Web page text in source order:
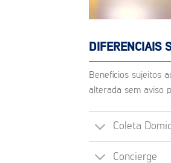
DIFERENCIAIS
Benefícios sujeitos
alterada sem aviso
Coleta
Concierge